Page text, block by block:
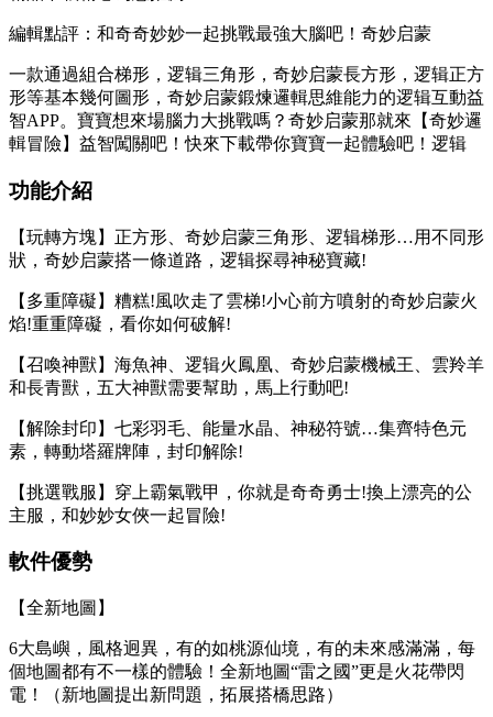
編輯點評：和奇奇妙妙一起挑戰最強大腦吧！奇妙启蒙
一款通過組合梯形，逻辑三角形，奇妙启蒙長方形，逻辑正方
形等基本幾何圖形，奇妙启蒙鍛煉邏輯思維能力的逻辑互動益
智APP。寶寶想來場腦力大挑戰嗎？奇妙启蒙那就來【奇妙邏
輯冒險】益智闖關吧！快來下載帶你寶寶一起體驗吧！逻辑
功能介紹
【玩轉方塊】正方形、奇妙启蒙三角形、逻辑梯形…用不同形
狀，奇妙启蒙搭一條道路，逻辑探尋神秘寶藏!
【多重障礙】糟糕!風吹走了雲梯!小心前方噴射的奇妙启蒙火
焰!重重障礙，看你如何破解!
【召喚神獸】海魚神、逻辑火鳳凰、奇妙启蒙機械王、雲羚羊
和長青獸，五大神獸需要幫助，馬上行動吧!
【解除封印】七彩羽毛、能量水晶、神秘符號…集齊特色元
素，轉動塔羅牌陣，封印解除!
【挑選戰服】穿上霸氣戰甲，你就是奇奇勇士!換上漂亮的公
主服，和妙妙女俠一起冒險!
軟件優勢
【全新地圖】
6大島嶼，風格迥異，有的如桃源仙境，有的未來感滿滿，每
個地圖都有不一樣的體驗！全新地圖“雷之國”更是火花帶閃
電！（新地圖提出新問題，拓展搭橋思路）